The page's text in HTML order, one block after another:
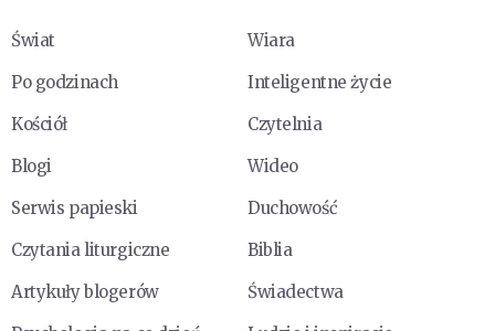
Świat
Wiara
Po godzinach
Inteligentne życie
Kościół
Czytelnia
Blogi
Wideo
Serwis papieski
Duchowość
Czytania liturgiczne
Biblia
Artykuły blogerów
Świadectwa